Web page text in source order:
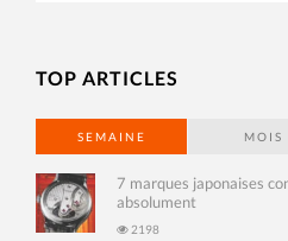
TOP ARTICLES
SEMAINE MOIS
7 marques japonaises
absolument
2198